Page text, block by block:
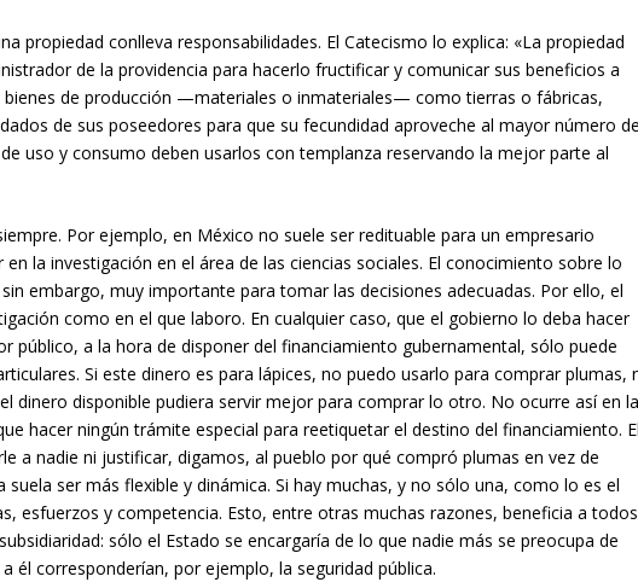
propiedad conlleva responsabilidades. El Catecismo lo explica: «La propiedad
de la providencia para hacerlo fructificar y comunicar sus beneficios a
de producción —materiales o inmateriales— como tierras o fábricas,
de sus poseedores para que su fecundidad aproveche al mayor número
uso y consumo deben usarlos con templanza reservando la mejor parte al
Por ejemplo, en México no suele ser redituable para un empresario
la investigación en el área de las ciencias sociales. El conocimiento sobre lo
embargo, muy importante para tomar las decisiones adecuadas. Por ello, el
como en el que laboro. En cualquier caso, que el gobierno lo deba hacer
público, a la hora de disponer del financiamiento gubernamental, sólo puede
Si este dinero es para lápices, no puedo usarlo para comprar plumas,
dinero disponible pudiera servir mejor para comprar lo otro. No ocurre así en
hacer ningún trámite especial para reetiquetar el destino del financiamiento.
a nadie ni justificar, digamos, al pueblo por qué compró plumas en vez de
suela ser más flexible y dinámica. Si hay muchas, y no sólo una, como lo es el
esfuerzos y competencia. Esto, entre otras muchas razones, beneficia a
sólo el Estado se encargaría de lo que nadie más se preocupa de
él corresponderían, por ejemplo, la seguridad pública.